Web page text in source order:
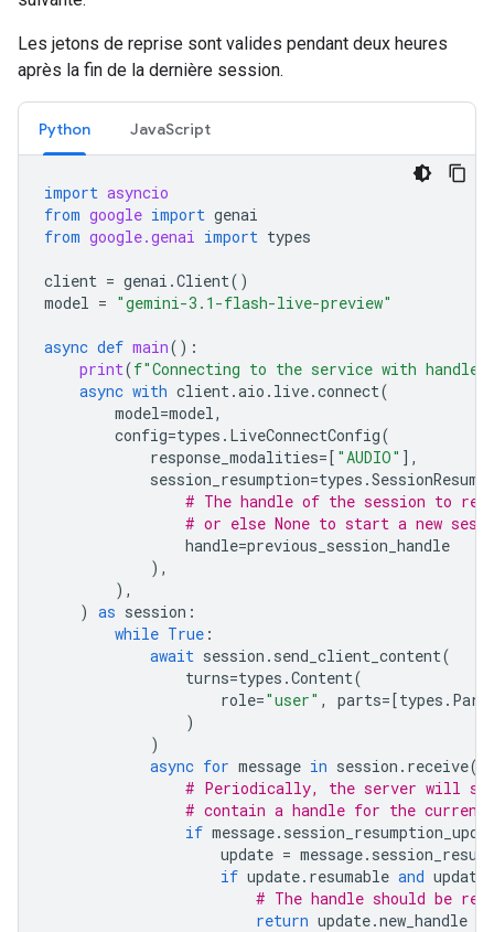
Les jetons de reprise sont valides pendant deux heures
après la fin de la dernière session.
Python JavaScript
import asyncio
from google import genai
from google.genai import types
client = genai .Client()
model = "gemini-3.1-flash-live-preview"
async def main():
print(f"Connecting to the service with handle
async with client.aio . live.connect(
model=model,
config=types . LiveConnectConfig(
response_modalities=[ "AUDIO" ],
session_resumption=types .
# The handle of the session to
# or else None to start a new
handle=previous_session_handle
),
),
) as session :
while True :
await session . send_client_content(
turns=types .Content(
role="user" , parts=[types . Part
)
)
async for message in session . receive
# Periodically, the server will send
# contain a handle for the
if message.
update = message.
if update. resumable and update
# The handle should be
return update.new_handle